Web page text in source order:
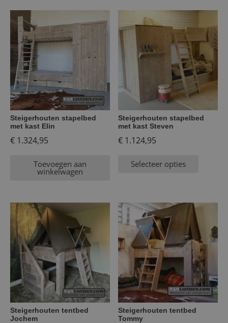
Steigerhouten stapelbed
met kast Elin
€ 1.324,95
Toevoegen aan
winkelwagen
Steigerhouten stapelbed
met kast Steven
€ 1.124,95
Selecteer opties
Steigerhouten tentbed
Jochem
Steigerhouten tentbed
Tommy